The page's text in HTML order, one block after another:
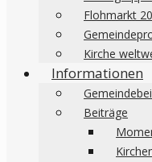
Flohmarkt
Kirche
Informationen
Beiträge